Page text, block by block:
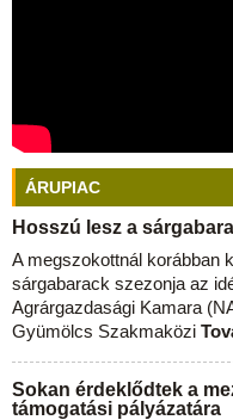
ÁRUPIAC
Hosszú lesz a
A megszokottnál korábban
sárgabarack szezonja az
Agrárgazdasági Kamara
Gyümölcs Szakmaközi
Sokan érdeklődtek a
támogatási pályázatára